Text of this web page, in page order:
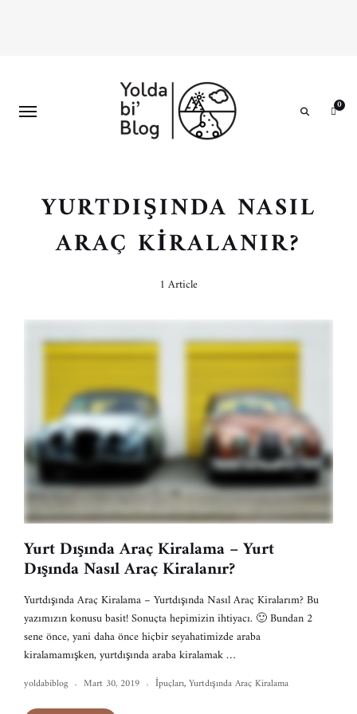
0
YURTDIŞINDA NASIL
ARAÇ KIRALANIR?
1 Article
Yurt Dışında Araç Kiralama – Yurt
Dışında Nasıl Araç Kiralanır?
Yurtdışında Araç Kiralama – Yurtdışında Nasıl Araç Kiralarım? Bu
yazımızın konusu basit! Sonuçta hepimizin ihtiyacı. 🙂 Bundan 2
sene önce, yani daha önce hiçbir seyahatimizde araba
kiralamamışken, yurtdışında araba kiralamak …
yoldabiblog Mart 30, 2019 İpuçları,Yurtdışında Araç Kiralama